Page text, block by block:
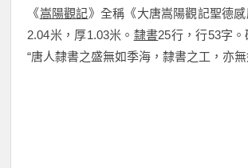
《嵩陽觀記》全稱《大唐嵩陽觀記聖德
2.04米，厚1.03米。 隸書25行，行53字
“唐人隸書之盛無如季海，隸書之工，亦